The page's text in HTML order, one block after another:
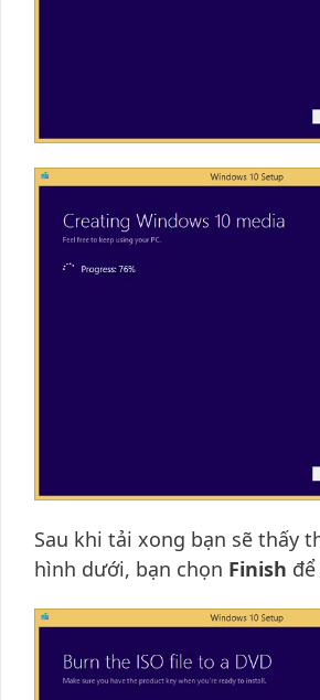
Sau khi tải xong bạn sẽ thấy
hình dưới, bạn chọn Finish